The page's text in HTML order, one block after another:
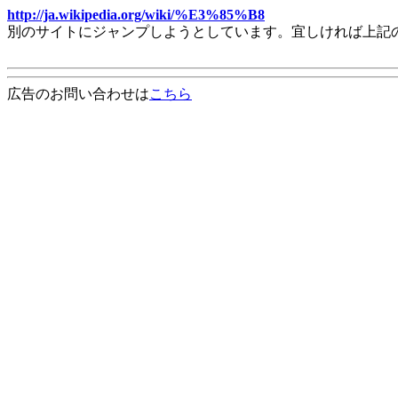
http://ja.wikipedia.org/wiki/%E3%85%B8
別のサイトにジャンプしようとしています。宜しければ上
広告のお問い合わせはこちら